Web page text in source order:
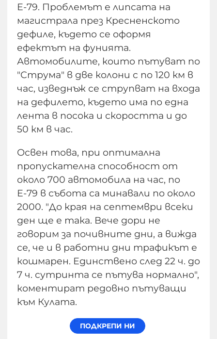
Е-79. Проблемът е липсата на
магистрала през Кресненското
дефиле, където се оформя
ефектът на фунията.
Автомобилите, които пътуват по
"Струма" в две колони с по 120 км в
час, изведнъж се струпват на входа
на дефилето, където има по една
лента в посока и скоростта и до
50 км в час.
Освен това, при оптимална
пропускателна способност от
около 700 автомобила на час, по
Е-79 в събота са минавали по около
2000. "До края на септември всеки
ден ще е така. Вече дори не
говорим за почивните дни, а вижда
се, че и в работни дни трафикът е
кошмарен. Единствено след 22 ч. до
7 ч. сутринта се пътува нормално",
коментират редовно пътуващи
към Кулата.